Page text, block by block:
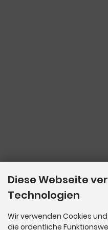
Diese Webseite
Technologien
Wir verwenden Cookies
die ordentliche